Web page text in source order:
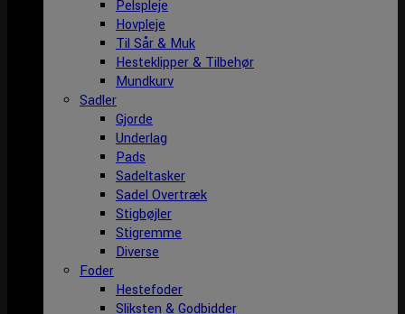
Pelspleje
Hovpleje
Til Sår & Muk
Hesteklipper & Tilbehør
Mundkurv
Sadler
Gjorde
Underlag
Pads
Sadeltasker
Sadel Overtræk
Stigbøjler
Stigremme
Diverse
Foder
Hestefoder
Sliksten & Godbidder